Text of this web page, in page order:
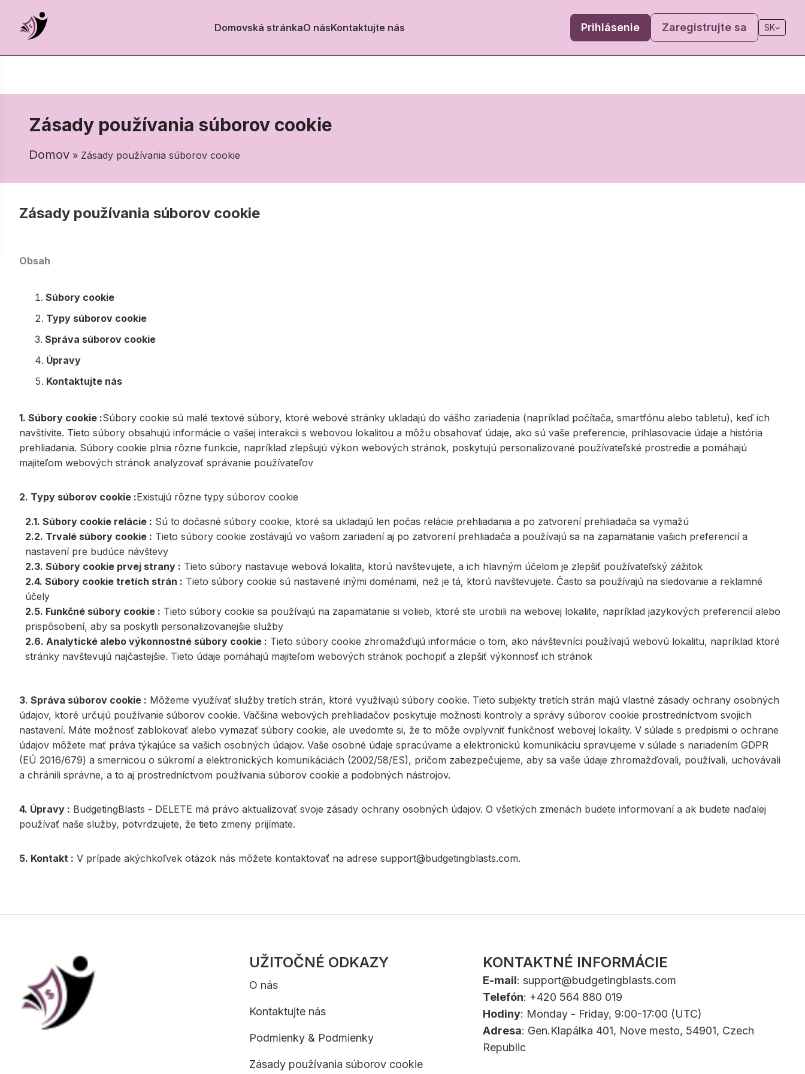
Domovská stránkaO násKontaktujte nás Prihlásenie Zaregistrujte sa SK
Zásady používania súborov cookie
Domov » Zásady používania súborov cookie
Zásady používania súborov cookie
Obsah
Súbory cookie
Typy súborov cookie
Správa súborov cookie
Úpravy
Kontaktujte nás
1. Súbory cookie :Súbory cookie sú malé textové súbory, ktoré webové stránky ukladajú do vášho zariadenia (napríklad počítača, smartfónu alebo tabletu), keď ich
navštívite. Tieto súbory obsahujú informácie o vašej interakcii s webovou lokalitou a môžu obsahovať údaje, ako sú vaše preferencie, prihlasovacie údaje a história
prehliadania. Súbory cookie plnia rôzne funkcie, napríklad zlepšujú výkon webových stránok, poskytujú personalizované používateľské prostredie a pomáhajú
majiteľom webových stránok analyzovať správanie používateľov
2. Typy súborov cookie :Existujú rôzne typy súborov cookie
2.1. Súbory cookie relácie : Sú to dočasné súbory cookie, ktoré sa ukladajú len počas relácie prehliadania a po zatvorení prehliadača sa vymažú
2.2. Trvalé súbory cookie : Tieto súbory cookie zostávajú vo vašom zariadení aj po zatvorení prehliadača a používajú sa na zapamätanie vašich preferencií a
nastavení pre budúce návštevy
2.3. Súbory cookie prvej strany : Tieto súbory nastavuje webová lokalita, ktorú navštevujete, a ich hlavným účelom je zlepšiť používateľský zážitok
2.4. Súbory cookie tretích strán : Tieto súbory cookie sú nastavené inými doménami, než je tá, ktorú navštevujete. Často sa používajú na sledovanie a reklamné
účely
2.5. Funkčné súbory cookie : Tieto súbory cookie sa používajú na zapamätanie si volieb, ktoré ste urobili na webovej lokalite, napríklad jazykových preferencií alebo
prispôsobení, aby sa poskytli personalizovanejšie služby
2.6. Analytické alebo výkonnostné súbory cookie : Tieto súbory cookie zhromažďujú informácie o tom, ako návštevníci používajú webovú lokalitu, napríklad ktoré
stránky navštevujú najčastejšie. Tieto údaje pomáhajú majiteľom webových stránok pochopiť a zlepšiť výkonnosť ich stránok
3. Správa súborov cookie : Môžeme využívať služby tretích strán, ktoré využívajú súbory cookie. Tieto subjekty tretích strán majú vlastné zásady ochrany osobných
údajov, ktoré určujú používanie súborov cookie. Väčšina webových prehliadačov poskytuje možnosti kontroly a správy súborov cookie prostredníctvom svojich
nastavení. Máte možnosť zablokovať alebo vymazať súbory cookie, ale uvedomte si, že to môže ovplyvniť funkčnosť webovej lokality. V súlade s predpismi o ochrane
údajov môžete mať práva týkajúce sa vašich osobných údajov. Vaše osobné údaje spracúvame a elektronickú komunikáciu spravujeme v súlade s nariadením GDPR
(EÚ 2016/679) a smernicou o súkromí a elektronických komunikáciách (2002/58/ES), pričom zabezpečujeme, aby sa vaše údaje zhromažďovali, používali, uchovávali
a chránili správne, a to aj prostredníctvom používania súborov cookie a podobných nástrojov.
4. Úpravy : BudgetingBlasts - DELETE má právo aktualizovať svoje zásady ochrany osobných údajov. O všetkých zmenách budete informovaní a ak budete naďalej
používať naše služby, potvrdzujete, že tieto zmeny prijímate.
5. Kontakt : V prípade akýchkoľvek otázok nás môžete kontaktovať na adrese support@budgetingblasts.com.
UŽITOČNÉ ODKAZY
O nás
Kontaktujte nás
Podmienky & Podmienky
Zásady používania súborov cookie
KONTAKTNÉ INFORMÁCIE
E-mail: support@budgetingblasts.com
Telefón: +420 564 880 019
Hodiny: Monday - Friday, 9:00-17:00 (UTC)
Adresa: Gen.Klapálka 401, Nove mesto, 54901, Czech
Republic